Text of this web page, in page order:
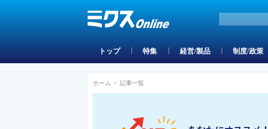
トップ 特集 経営/製品 制度/政策
ホーム > 記事一覧